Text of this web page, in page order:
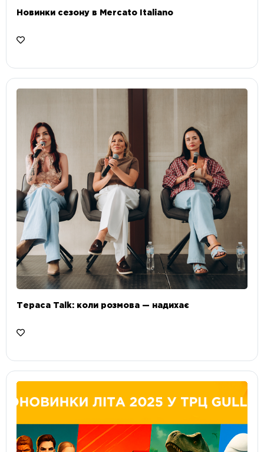
Новинки сезону в Mercato Italiano
Тераса Talk: коли розмова — надихає